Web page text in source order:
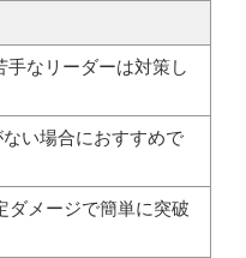
なリーダーは対策し
い場合におすすめで
ダメージで簡単に突破